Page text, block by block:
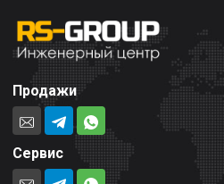
Продажи
Сервис